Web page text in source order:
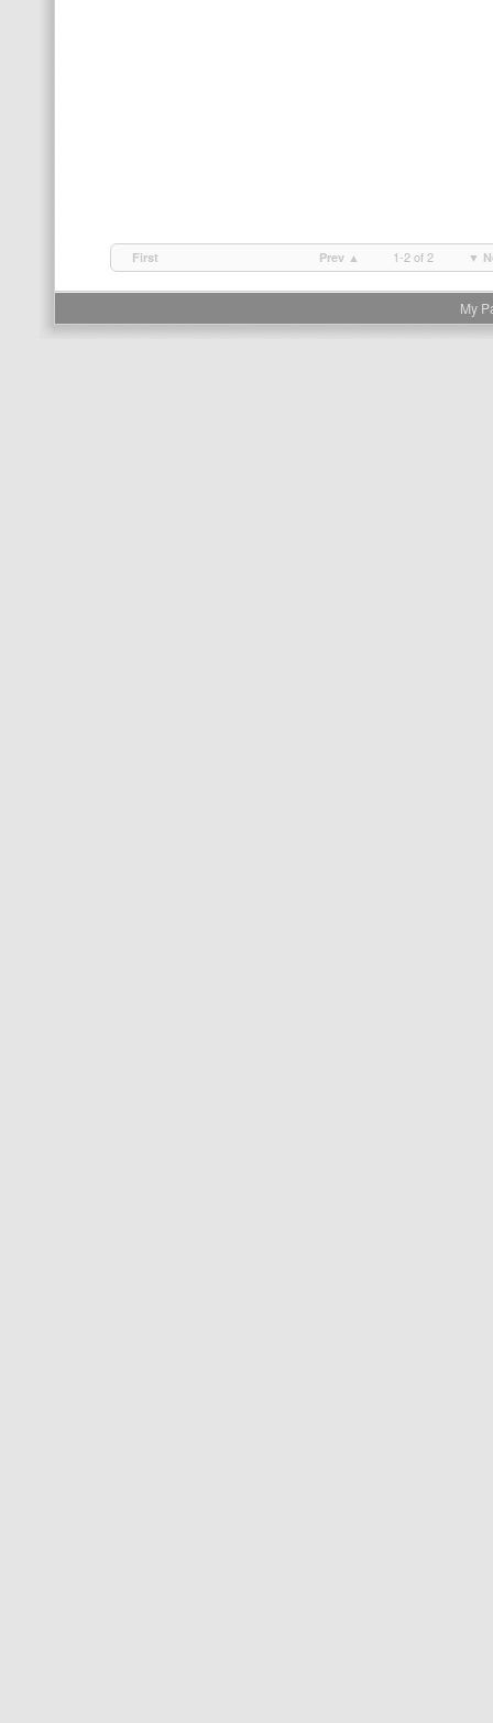
First Prev ▲ 1-2 of 2 ▼
My